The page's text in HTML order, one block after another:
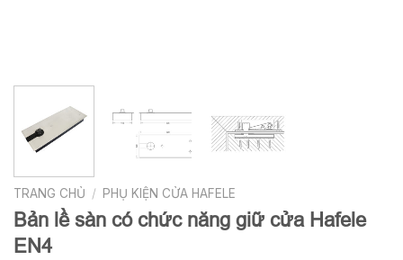
TRANG CHỦ / PHỤ KIỆN CỬA HAFELE
Bản lề sàn có chức năng giữ cửa Hafele
EN4